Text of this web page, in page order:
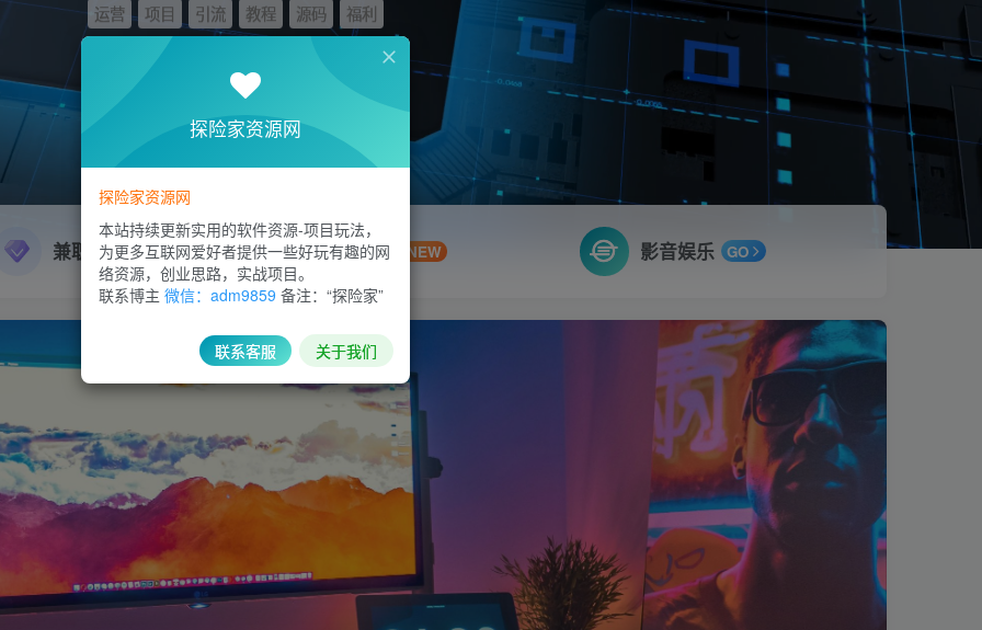
运营 项目 引流 教程 源码 福利
兼职副业 精品源码 NEW 影音娱乐 GO
探险家资源网
探险家资源网
本站持续更新实用的软件资源-项目玩法，
为更多互联网爱好者提供一些好玩有趣的网
络资源，创业思路，实战项目。
联系博主 微信：adm9859 备注：“探险家”
联系客服 关于我们